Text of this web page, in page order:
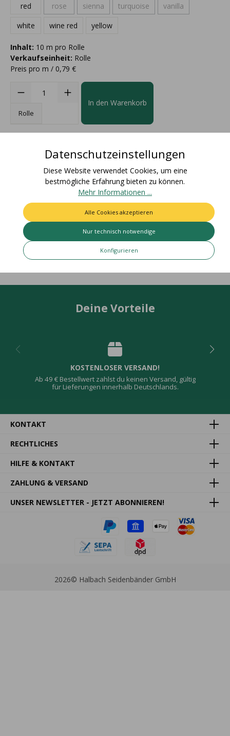
red
rose sienna turquoise
vanilla
white
wine red yellow
Inhalt: 10 m pro Rolle
Verkaufseinheit: Rolle
Preis pro m / 0,79 €
Rolle
In den Warenkorb
Materialzusammensetzung: 77% Baumwolle, 23%
AcetatFarbecht: Artikel bleicht nicht aus und färbt nicht ab /
Für den Einsatz i…Mehr
Bewertungen
Deine Vorteile
KOSTENLOSER VERSAND!
Ab 49 € Bestellwert zahlst du keinen Versand, gültig
für Lieferungen innerhalb Deutschlands.
KONTAKT
RECHTLICHES
HILFE & KONTAKT
ZAHLUNG & VERSAND
UNSER NEWSLETTER - JETZT ABONNIEREN!
2026© Halbach Seidenbänder GmbH
Datenschutzeinstellungen
Diese Website verwendet Cookies, um eine
bestmögliche Erfahrung bieten zu können.
Mehr Informationen ...
Nur technisch notwendige
Konfigurieren
Alle Cookies akzeptieren